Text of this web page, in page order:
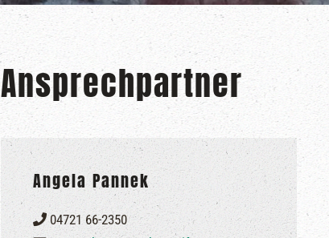
Ansprechpartner
Angela Pannek
04721 66-2350